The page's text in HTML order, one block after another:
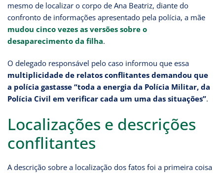
mesmo de localizar o corpo de Ana Beatriz, diante do
confronto de informações apresentado pela polícia, a mãe
mudou cinco vezes as versões sobre o
desaparecimento da filha.
O delegado responsável pelo caso informou que essa
multiplicidade de relatos conflitantes demandou que
a polícia gastasse “toda a energia da Polícia Militar, da
Polícia Civil em verificar cada um uma das situações”.
Localizações e descrições
conflitantes
A descrição sobre a localização dos fatos foi a primeira coisa